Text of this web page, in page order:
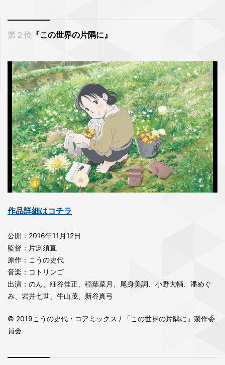
第２位 『この世界の片隅に』
作品詳細はコチラ
公開：2016年11月12日
監督：片渕須直
原作：こうの史代
音楽：コトリンゴ
出演：のん、細谷佳正、稲葉菜月、尾身美詞、小野大輔、潘めぐ
み、岩井七世、牛山茂、新谷真弓
© 2019こうの史代・コアミックス / 「この世界の片隅に」製作委
員会